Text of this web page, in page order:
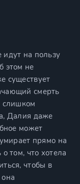
идут на пользу
этом не
существует
смерть
слишком
Далия даже
может
прямо на
том, что хотела
чтобы в